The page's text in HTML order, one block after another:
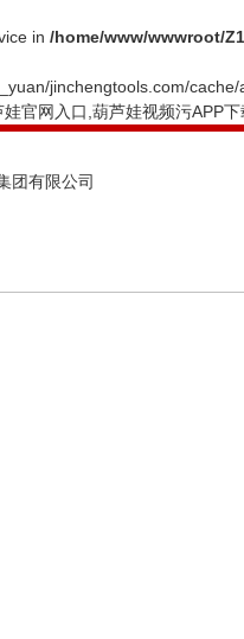
in /home/www/wwwroot/
jinchengtools.com/
官网入口,葫芦娃视频污APP下